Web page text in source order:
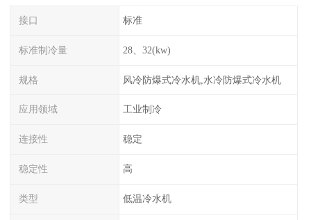
接口 标准
标准制冷量 28、32(kw)
规格 风冷防爆式冷水机,水冷防爆式冷水机
应用领域 工业制冷
连接性 稳定
稳定性 高
类型 低温冷水机